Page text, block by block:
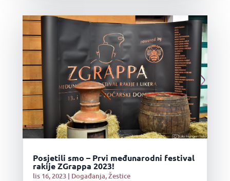
Posjetili smo – Prvi međunarodni festival
rakije ZGrappa 2023!
lis 16, 2023| Događanja,Žestice